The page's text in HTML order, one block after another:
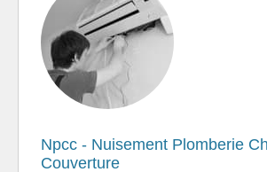
Npcc - Nuisement Plomberie
Couverture